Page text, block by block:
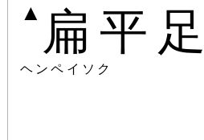
▲ 扁平足
ヘンペイソク